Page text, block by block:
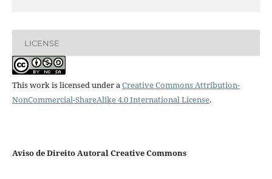
LICENSE
This work is licensed under aCreative Commons Attribution-
NonCommercial-ShareAlike 4.0 International License.
Aviso de Direito Autoral Creative Commons